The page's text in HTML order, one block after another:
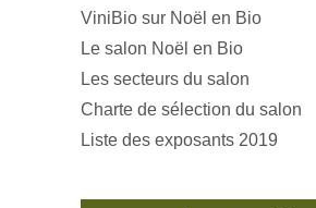
ViniBio sur Noël en Bio
Le salon Noël en Bio
Les secteurs du salon
Charte de sélection du salon
Liste des exposants 2019